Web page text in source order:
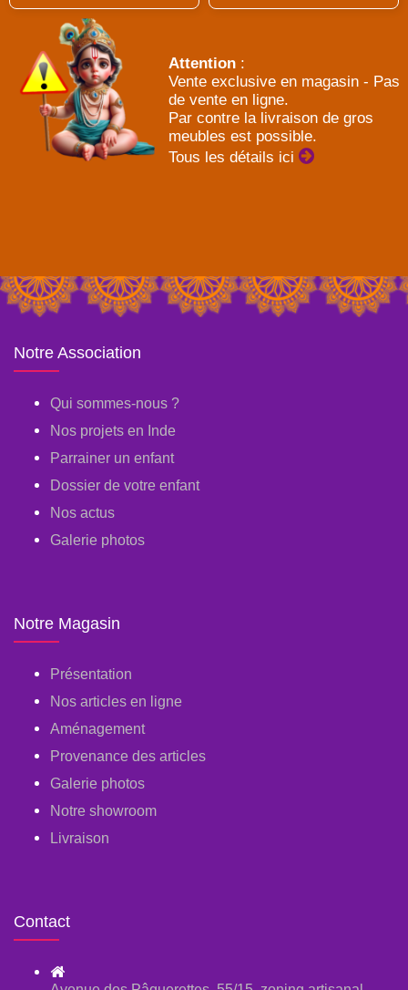
Attention :
Vente exclusive en magasin - Pas
de vente en ligne.
Par contre la livraison de gros
meubles est possible.
Tous les détails ici
Notre Association
Qui sommes-nous ?
Nos projets en Inde
Parrainer un enfant
Dossier de votre enfant
Nos actus
Galerie photos
Notre Magasin
Présentation
Nos articles en ligne
Aménagement
Provenance des articles
Galerie photos
Notre showroom
Livraison
Contact